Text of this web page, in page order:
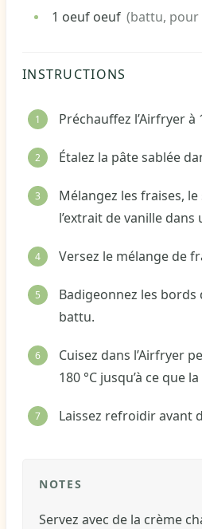
1 oeuf oeuf (battu, pour
INSTRUCTIONS
Préchauffez l’Airfryer à
Étalez la pâte sablée
Mélangez les fraises,
l’extrait de vanille dans
Versez le mélange de
Badigeonnez les bords
battu.
Cuisez dans l’Airfryer
180 °C jusqu’à ce que
Laissez refroidir avant
NOTES
Servez avec de la crème